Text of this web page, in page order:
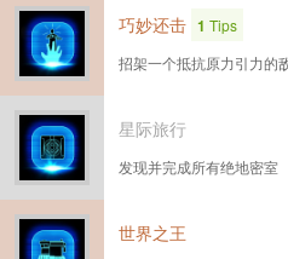
巧妙还击 1 Tips
招架一个抵抗原力引力的
星际旅行
发现并完成所有绝地密室
世界之王